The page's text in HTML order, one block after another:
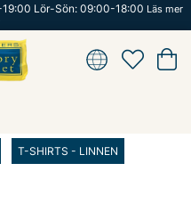
Lör-Sön: 09:00-18:00 Läs mer
T-SHIRTS - LINNEN